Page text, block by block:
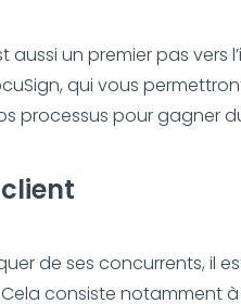
aussi un premier pas vers
qui vous
processus pour gagner
de ses concurrents, il
consiste notamment